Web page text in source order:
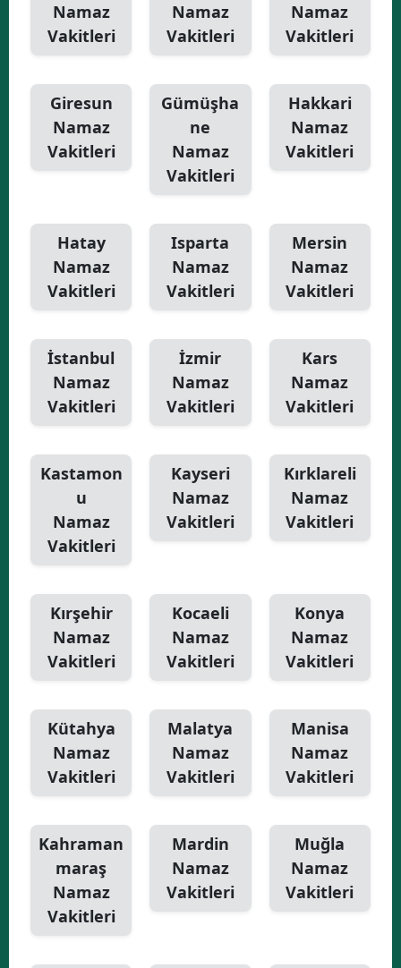
Namaz
Vakitleri
Namaz
Vakitleri
Namaz
Vakitleri
Giresun
Namaz
Vakitleri
Gümüşha
ne
Namaz
Vakitleri
Hakkari
Namaz
Vakitleri
Hatay
Namaz
Vakitleri
Isparta
Namaz
Vakitleri
Mersin
Namaz
Vakitleri
İstanbul
Namaz
Vakitleri
İzmir
Namaz
Vakitleri
Kars
Namaz
Vakitleri
Kastamon
u
Namaz
Vakitleri
Kayseri
Namaz
Vakitleri
Kırklareli
Namaz
Vakitleri
Kırşehir
Namaz
Vakitleri
Kocaeli
Namaz
Vakitleri
Konya
Namaz
Vakitleri
Kütahya
Namaz
Vakitleri
Malatya
Namaz
Vakitleri
Manisa
Namaz
Vakitleri
Kahraman
maraş
Namaz
Vakitleri
Mardin
Namaz
Vakitleri
Muğla
Namaz
Vakitleri